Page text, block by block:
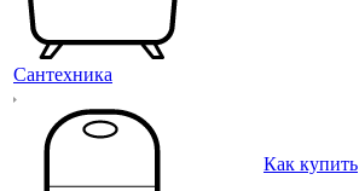
Сантехника
Как купить